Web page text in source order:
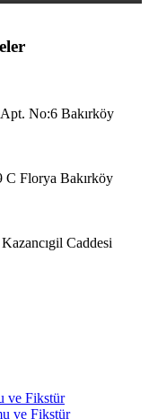
No:6 Bakırköy
C Florya Bakırköy
Caddesi
ve Fikstür
ve Fikstür